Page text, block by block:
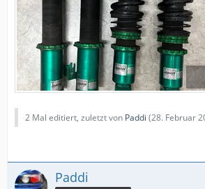
2 Mal editiert, zuletzt von Paddi (28. Februar
Paddi